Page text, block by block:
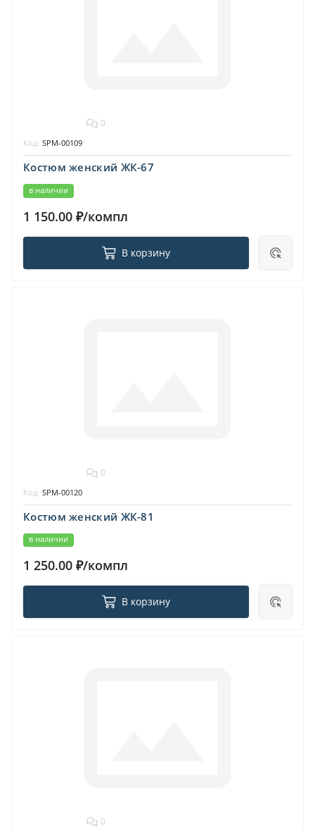
0
Костюм женский ЖК-67
в наличии
Код: SPM-00109
1 150.00 ₽/компл
В корзину
0
Костюм женский ЖК-81
в наличии
Код: SPM-00120
1 250.00 ₽/компл
В корзину
0